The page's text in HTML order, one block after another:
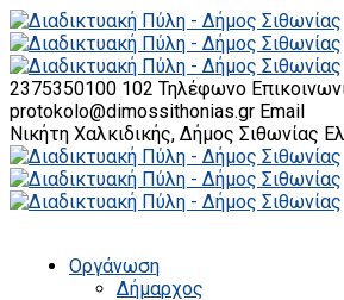
2375350100 102 Τηλέφωνο
protokolo@dimossithonias.gr Email
Νικήτη Χαλκιδικής, Δήμος Σιθωνίας
Οργάνωση
Δήμαρχος